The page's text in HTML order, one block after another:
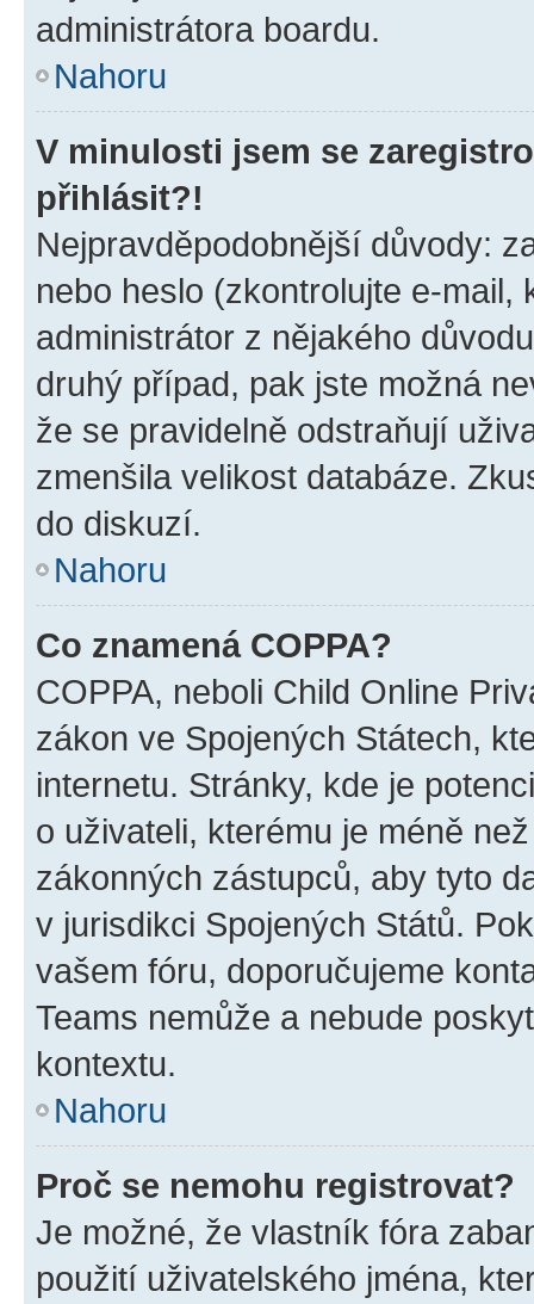
administrátora boardu.
Nahoru
V minulosti jsem se
přihlásit?!
Nejpravděpodobnější důvody:
nebo heslo (zkontrolujte e-
administrátor z nějakého
druhý případ, pak jste možná
že se pravidelně odstraňují
zmenšila velikost databáze.
do diskuzí.
Nahoru
Co znamená COPPA?
COPPA, neboli Child Online
zákon ve Spojených Státech,
internetu. Stránky, kde je
o uživateli, kterému je méně
zákonných zástupců, aby tyto
v jurisdikci Spojených Států.
vašem fóru, doporučujeme
Teams nemůže a nebude
kontextu.
Nahoru
Proč se nemohu registrovat?
Je možné, že vlastník fóra
použití uživatelského jména,